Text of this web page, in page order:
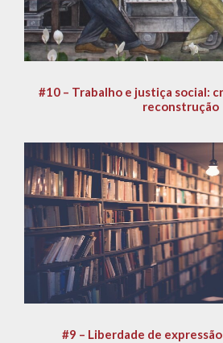
#10 – Trabalho e justiça social:
reconstrução
#9 – Liberdade de